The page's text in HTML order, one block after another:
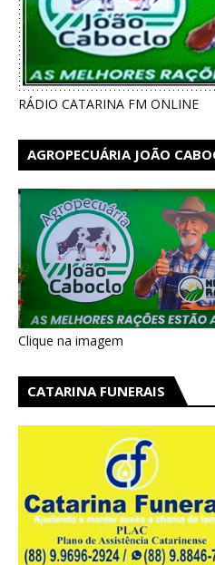
RÁDIO CATARINA FM ONLINE
AGROPECUÁRIA JOÃO
Clique na imagem
CATARINA FUNERAIS